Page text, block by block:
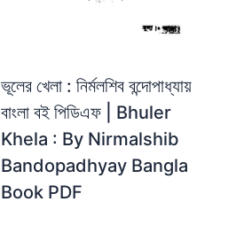
ভূলের খেলা : নির্মলশিব বন্দোপাধ্যায়
বাংলা বই পিডিএফ | Bhuler
Khela : By Nirmalshib
Bandopadhyay Bangla
Book PDF